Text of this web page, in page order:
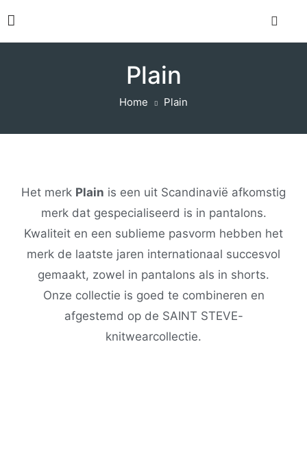
Plain
Home Plain
Het merk Plain is een uit Scandinavië afkomstig
merk dat gespecialiseerd is in pantalons.
Kwaliteit en een sublieme pasvorm hebben het
merk de laatste jaren internationaal succesvol
gemaakt, zowel in pantalons als in shorts.
Onze collectie is goed te combineren en
afgestemd op de SAINT STEVE-
knitwearcollectie.